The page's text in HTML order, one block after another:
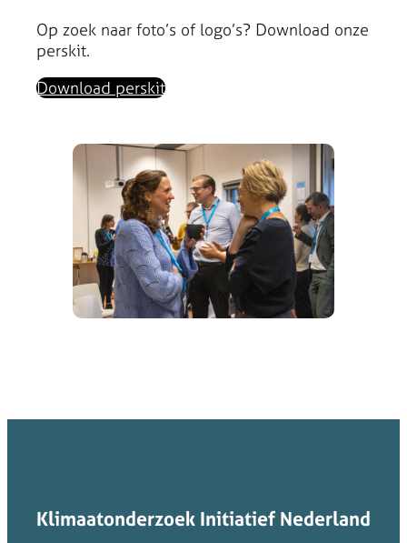
Op zoek naar foto’s of logo’s? Download onze
perskit.
Download perskit
Klimaatonderzoek Initiatief Nederland